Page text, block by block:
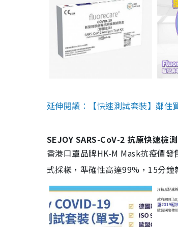
延伸閱讀：【快速測試套裝】鄰住
SEJOY SARS-CoV-2 抗原快速檢測
香港口罩品牌HK-M Mask抗疫價
式採樣，準確性高達99%，15分